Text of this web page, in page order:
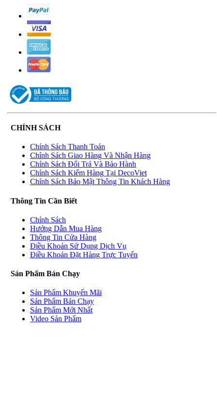
CHÍNH SÁCH
Chính Sách Thanh Toán
Chính Sách Giao Hàng Và Nhận Hàng
Chính Sách Đổi Trả Và Bảo Hành
Chính Sách Kiểm Hàng Tại DecoViet
Chính Sách Bảo Mật Thông Tin Khách Hàng
Thông Tin Cần Biết
Chính Sách
Hướng Dẫn Mua Hàng
Thông Tin Cửa Hàng
Điều Khoản Sử Dụng Dịch Vụ
Điều Khoản Đặt Hàng Trực Tuyến
Sản Phẩm Bán Chạy
Sản Phẩm Khuyến Mãi
Sản Phẩm Bán Chạy
Sản Phẩm Mới Nhất
Video Sản Phẩm